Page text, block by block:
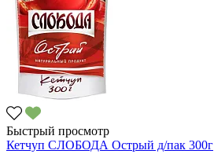
Быстрый просмотр
Кетчуп СЛОБОДА Острый д/пак 300г